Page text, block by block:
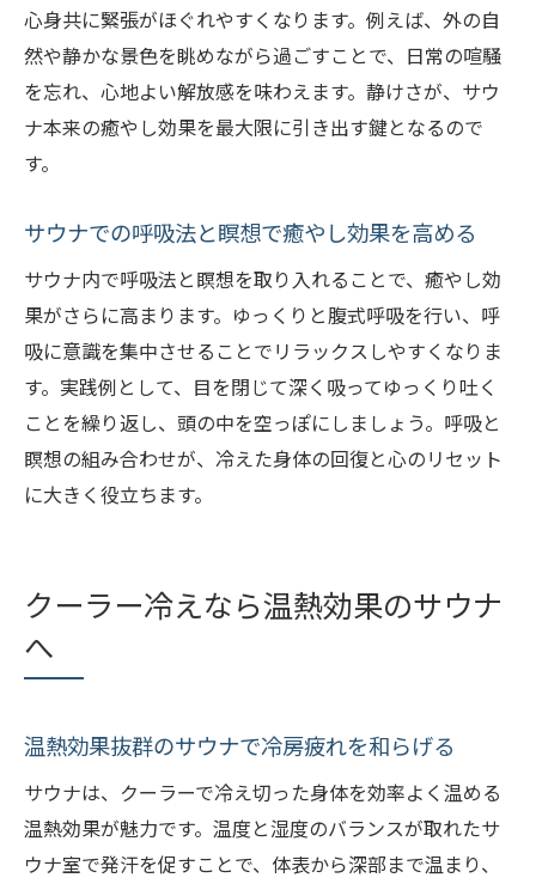
心身共に緊張がほぐれやすくなります。例えば、外の自
然や静かな景色を眺めながら過ごすことで、日常の喧騒
を忘れ、心地よい解放感を味わえます。静けさが、サウ
ナ本来の癒やし効果を最大限に引き出す鍵となるので
す。
サウナでの呼吸法と瞑想で癒やし効果を高める
サウナ内で呼吸法と瞑想を取り入れることで、癒やし効
果がさらに高まります。ゆっくりと腹式呼吸を行い、呼
吸に意識を集中させることでリラックスしやすくなりま
す。実践例として、目を閉じて深く吸ってゆっくり吐く
ことを繰り返し、頭の中を空っぽにしましょう。呼吸と
瞑想の組み合わせが、冷えた身体の回復と心のリセット
に大きく役立ちます。
クーラー冷えなら温熱効果のサウナ
へ
温熱効果抜群のサウナで冷房疲れを和らげる
サウナは、クーラーで冷え切った身体を効率よく温める
温熱効果が魅力です。温度と湿度のバランスが取れたサ
ウナ室で発汗を促すことで、体表から深部まで温まり、